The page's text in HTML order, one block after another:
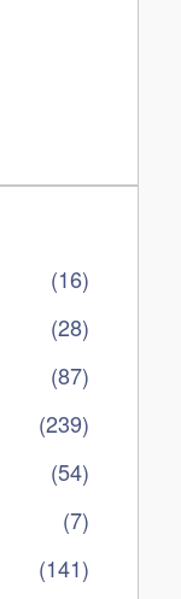
(16)
(28)
(87)
(239)
(54)
(7)
(141)